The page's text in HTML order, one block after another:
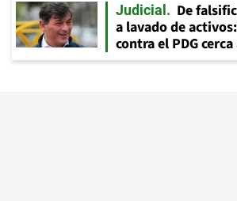
Judicial
De
a lavado de
contra el PDG